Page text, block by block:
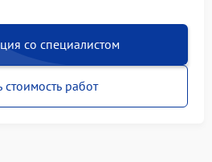
со специалистом
стоимость работ